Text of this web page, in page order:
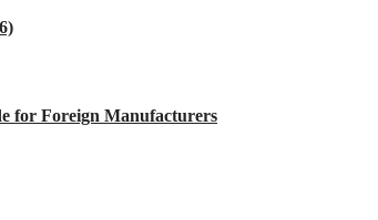
for Foreign Manufacturers